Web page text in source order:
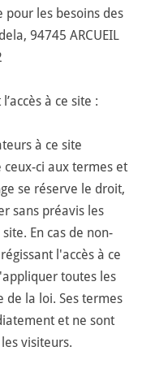
pour les besoins des
94745 ARCUEIL
à ce site :
à ce site
ceux-ci aux termes et
se réserve le droit,
sans préavis les
En cas de non-
l'accès à ce
toutes les
de la loi. Ses termes
et ne sont
visiteurs.